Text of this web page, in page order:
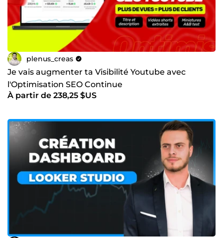
plenus_creas
Je vais augmenter ta Visibilité Youtube avec
l'Optimisation SEO Continue
À partir de 238,25 $US